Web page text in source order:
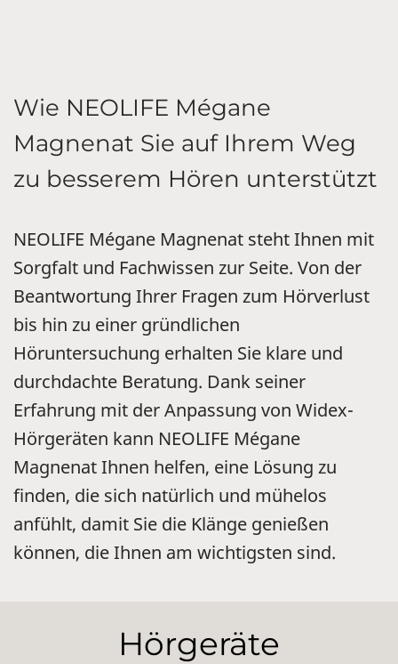
Wie NEOLIFE Mégane
Magnenat Sie auf Ihrem Weg
zu besserem Hören unterstützt
NEOLIFE Mégane Magnenat steht Ihnen mit
Sorgfalt und Fachwissen zur Seite. Von der
Beantwortung Ihrer Fragen zum Hörverlust
bis hin zu einer gründlichen
Höruntersuchung erhalten Sie klare und
durchdachte Beratung. Dank seiner
Erfahrung mit der Anpassung von Widex-
Hörgeräten kann NEOLIFE Mégane
Magnenat Ihnen helfen, eine Lösung zu
finden, die sich natürlich und mühelos
anfühlt, damit Sie die Klänge genießen
können, die Ihnen am wichtigsten sind.
Hörgeräte